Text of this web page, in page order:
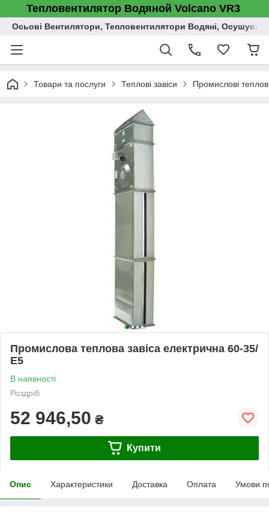
Тепловентилятор Водяной Volcano VR3
Осьові Вентилятори, Тепловентилятори Водяні, Осушувач
Товари та послуги Теплові завіси Промислові
Промислова теплова завіса електрична 60-35/
Е5
В наявності
Роздріб
52 946,50 ₴
Купити
Опис Характеристики Доставка Оплата Умови